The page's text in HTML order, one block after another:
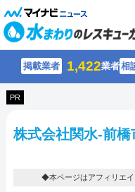
掲載業者 1,422業者相
PR
株式会社関水-前橋
◆本ページはアフィリエイ